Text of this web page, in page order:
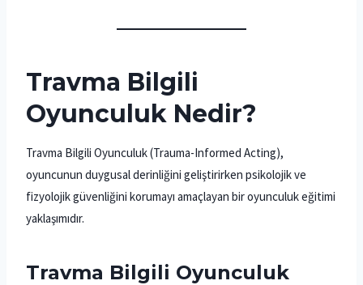
Travma Bilgili
Oyunculuk Nedir?
Travma Bilgili Oyunculuk (Trauma-Informed Acting),
oyuncunun duygusal derinliğini geliştirirken psikolojik ve
fizyolojik güvenliğini korumayı amaçlayan bir oyunculuk eğitimi
yaklaşımıdır.
Travma Bilgili Oyunculuk